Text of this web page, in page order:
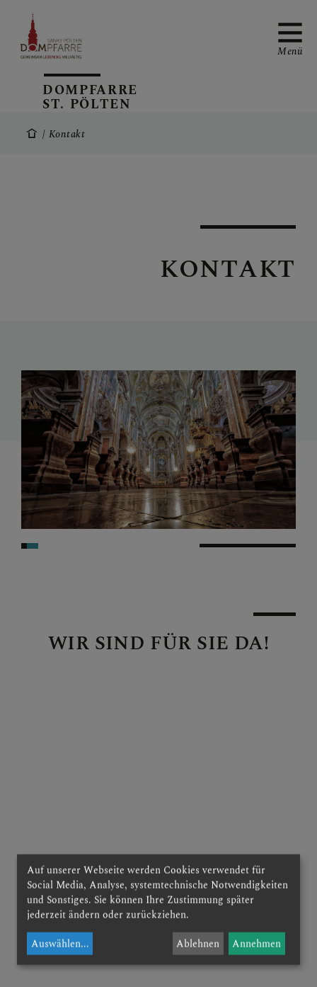
NEUIGKEITEN
ALLGEMEINE
GOTTESDIENSTORDNUN
KONTAKT
KINDER UND FAMILIEN
SAKRAMENTE
DOM AKTUELL
DOMPFARRE
ST. PÖLTEN
Menü
Kontakt
KONTAKT
WIR SIND FÜR SIE DA!
Auf unserer Webseite werden Cookies verwendet für
Social Media, Analyse, systemtechnische Notwendigkeiten
und Sonstiges. Sie können Ihre Zustimmung später
jederzeit ändern oder zurückziehen.
Auswählen... Ablehnen Annehmen